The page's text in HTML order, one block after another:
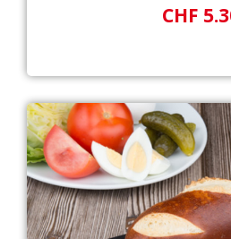
CHF